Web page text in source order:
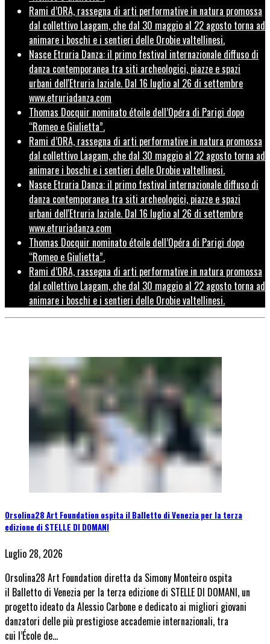
Rami d’ORA, rassegna di arti performative in natura promossa
dal collettivo Laagam, che dal 30 maggio al 22 agosto torna ad
animare i boschi e i sentieri delle Orobie valtellinesi.
Nasce Etruria Danza: il primo festival internazionale diffuso di
danza contemporanea tra siti archeologici, piazze e spazi
urbani dell'Etruria laziale. Dal 16 luglio al 26 di settembre
www.etruriadanza.com
Thomas Docquir nominato étoile dell’Opéra di Parigi dopo
“Romeo e Giulietta”.
Rami d’ORA, rassegna di arti performative in natura promossa
dal collettivo Laagam, che dal 30 maggio al 22 agosto torna ad
animare i boschi e i sentieri delle Orobie valtellinesi.
Nasce Etruria Danza: il primo festival internazionale diffuso di
danza contemporanea tra siti archeologici, piazze e spazi
urbani dell'Etruria laziale. Dal 16 luglio al 26 di settembre
www.etruriadanza.com
Thomas Docquir nominato étoile dell’Opéra di Parigi dopo
“Romeo e Giulietta”.
Rami d’ORA, rassegna di arti performative in natura promossa
dal collettivo Laagam, che dal 30 maggio al 22 agosto torna ad
animare i boschi e i sentieri delle Orobie valtellinesi.
Orsolina28 Art Foundation ospita il Balletto di Venezia per la terza
edizione di STELLE DI DOMANI
Luglio 28, 2026
Orsolina28 Art Foundation diretta da Simony Monteiro ospita
il Balletto di Venezia per la terza edizione di STELLE DI DOMANI, un
progetto ideato da Alessio Carbone e dedicato ai migliori giovani
danzatori delle più prestigiose accademie internazionali, tra
cui l’École de…